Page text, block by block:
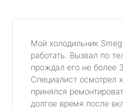
Мой холодильник
работать. Вызвал по
прождал его не более
Специалист осмотрел
принялся
долгое время после